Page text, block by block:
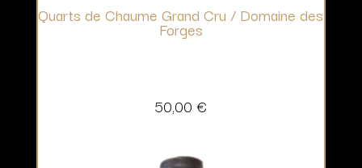
Quarts de Chaume Grand Cru / Domaine des
Forges
50,00 €